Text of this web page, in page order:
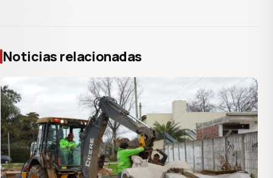
Noticias relacionadas